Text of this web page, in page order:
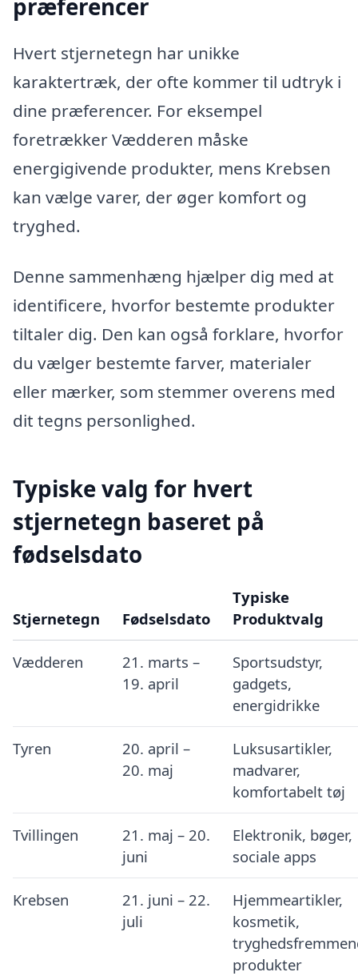
præferencer
Hvert stjernetegn har unikke
karaktertræk, der ofte kommer til udtryk i
dine præferencer. For eksempel
foretrækker Vædderen måske
energigivende produkter, mens Krebsen
kan vælge varer, der øger komfort og
tryghed.
Denne sammenhæng hjælper dig med at
identificere, hvorfor bestemte produkter
tiltaler dig. Den kan også forklare, hvorfor
du vælger bestemte farver, materialer
eller mærker, som stemmer overens med
dit tegns personlighed.
Typiske valg for hvert
stjernetegn baseret på
fødselsdato
Stjernetegn Fødselsdato
Typiske
Produktvalg
Vædderen
21. marts –
19. april
Sportsudstyr,
gadgets,
energidrikke
Tyren
20. april –
20. maj
Luksusartikler,
madvarer,
komfortabelt tøj
Tvillingen
21. maj – 20.
juni
Elektronik, bøger,
sociale apps
Krebsen
21. juni – 22.
juli
Hjemmeartikler,
kosmetik,
produkter